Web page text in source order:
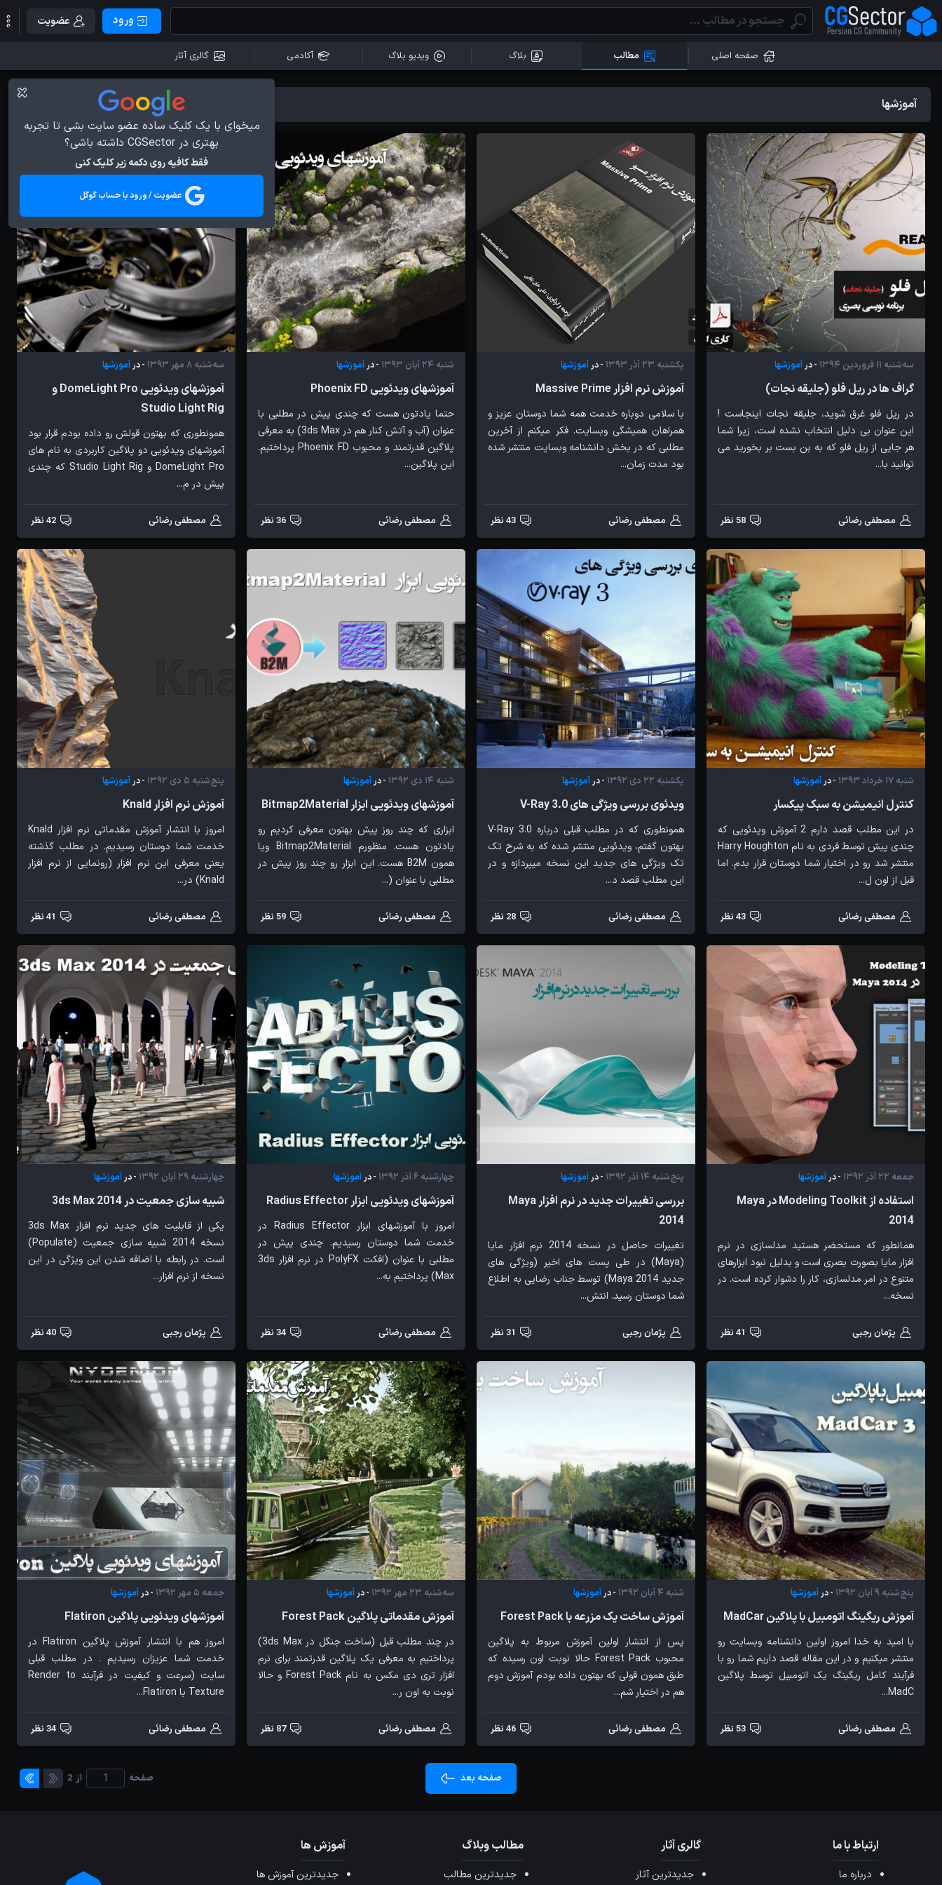
ورود عضویت
صفحه اصلی مطالب بلاگ ویدیو بلاگ آکادمی گالری آثار
میخوای با یک کلیک ساده عضو سایت بشی تا تجربه
بهتری در CGSector داشته باشی؟
فقط کافیه روی دکمه زیر کلیک کنی
عضویت / ورود با حساب گوگل
آموزشها
سه‌شنبه 11 فروردین 1394 - درآموزشها
گراف ها در ریل فلو (جلیقه نجات)
در ریل فلو غرق شوید، جلیقه نجات اینجاست !
این عنوان بی دلیل انتخاب نشده است، زیرا شما
هر جایی از ریل فلو که به بن بست بر بخورید می
توانید با...
مصطفی رضائی 58 نظر
یکشنبه 23 آذر 1393 - درآموزشها
آموزش نرم افزار Massive Prime
با سلامی دوباره خدمت همه شما دوستان عزیز و
همراهان همیشگی وبسایت. فکر میکنم از آخرین
مطلبی که در بخش دانشنامه وبسایت منتشر شده
بود مدت زمان...
مصطفی رضائی 43 نظر
شنبه 24 آبان 1393 - درآموزشها
آموزشهای ویدئویی Phoenix FD
حتما یادتون هست که چندی پیش در مطلبی با
عنوان (آب و آتش کنار هم در 3ds Max) به معرفی
پلاگین قدرتمند و محبوب Phoenix FD پرداختیم.
این پلاگین...
مصطفی رضائی 36 نظر
سه‌شنبه 8 مهر 1393 - درآموزشها
آموزشهای ویدئویی DomeLight Pro و
Studio Light Rig
همونطوری که بهتون قولش رو داده بودم قرار بود
آموزشهای ویدئویی دو پلاگین کاربردی به نام های
DomeLight Pro و Studio Light Rig که چندی
پیش در م...
مصطفی رضائی 42 نظر
شنبه 17 خرداد 1393 - درآموزشها
کنترل انیمیشن به سبک پیکسار
در این مطلب قصد دارم 2 آموزش ویدئویی که
چندی پیش توسط فردی به نام Harry Houghton
منتشر شد رو در اختیار شما دوستان قرار بدم. اما
قبل از اون ل...
مصطفی رضائی 43 نظر
یکشنبه 22 دی 1392 - درآموزشها
ویدئوی بررسی ویژگی های V-Ray 3.0
همونطوری که در مطلب قبلی درباره V-Ray 3.0
بهتون گفتم، ویدئویی منتشر شده که به شرح تک
تک ویژگی های جدید این نسخه میپردازه و در
این مطلب قصد د...
مصطفی رضائی 28 نظر
شنبه 14 دی 1392 - درآموزشها
آموزشهای ویدئویی ابزار Bitmap2Material
ابزاری که چند روز پیش بهتون معرفی کردیم رو
یادتون هست. منظورم Bitmap2Material ویا
همون B2M هست. این ابزار رو چند روز پیش در
مطلبی با عنوان (...
مصطفی رضائی 59 نظر
پنج‌شنبه 5 دی 1392 - درآموزشها
آموزش نرم افزار Knald
امروز با انتشار آموزش مقدماتی نرم افزار Knald
خدمت شما دوستان رسیدیم. در مطلب گذشته
یعنی معرفی این نرم افزار (رونمایی از نرم افزار
Knald) در...
مصطفی رضائی 41 نظر
جمعه 22 آذر 1392 - درآموزشها
استفاده از Modeling Toolkit در Maya
2014
همانطور که مستحضر هستید مدلسازی در نرم
افزار مایا بصورت بصری است و بدلیل نبود ابزارهای
متنوع در امر مدلسازی، کار را دشوار کرده است. در
نسخه...
پژمان رجبی 41 نظر
پنج‌شنبه 14 آذر 1392 - درآموزشها
بررسی تغییرات جدید در نرم افزار Maya
2014
تغییرات حاصل در نسخه 2014 نرم افزار مایا
(Maya) در طی پست های اخیر (ویژگی های
جدید Maya 2014) توسط جناب رضایی به اطلاع
شما دوستان رسید. انتش...
پژمان رجبی 31 نظر
چهارشنبه 6 آذر 1392 - درآموزشها
آموزشهای ویدئویی ابزار Radius Effector
امروز با آموزشهای ابزار Radius Effector در
خدمت شما دوستان رسیدیم. چندی پیش در
مطلبی با عنوان (افکت PolyFX در نرم افزار 3ds
Max) پرداختیم به...
مصطفی رضائی 34 نظر
چهارشنبه 29 آبان 1392 - درآموزشها
شبیه سازی جمعیت در 3ds Max 2014
یکی از قابلیت های جدید نرم افزار 3ds Max
نسخه 2014 شبیه سازی جمعیت (Populate)
است. در رابطه با اضافه شدن این ویژگی در این
نسخه از نرم افزار...
پژمان رجبی 40 نظر
پنج‌شنبه 9 آبان 1392 - درآموزشها
آموزش ریگینگ اتومبیل با پلاگین MadCar
با امید به خدا امروز اولین دانشنامه وبسایت رو
منتشر میکنیم و در این مقاله قصد داریم شما رو با
فرآیند کامل ریگینگ یک اتومبیل توسط پلاگین
MadC...
مصطفی رضائی 53 نظر
شنبه 4 آبان 1392 - درآموزشها
آموزش ساخت یک مزرعه با Forest Pack
پس از انتشار اولین آموزش مربوط به پلاگین
محبوب Forest Pack حالا نوبت اون رسیده که
طبق همون قولی که بهتون داده بودم آموزش دوم
هم در اختیار شم...
مصطفی رضائی 46 نظر
سه‌شنبه 23 مهر 1392 - درآموزشها
آموزش مقدماتی پلاگین Forest Pack
در چند مطلب قبل (ساخت جنگل در 3ds Max)
پرداختیم به معرفی یک پلاگین قدرتمند برای نرم
افزار تری دی مکس به نام Forest Pack و حالا
نوبت به اون ر...
مصطفی رضائی 87 نظر
جمعه 5 مهر 1392 - درآموزشها
آموزشهای ویدئویی پلاگین Flatiron
امروز هم با انتشار آموزش پلاگین Flatiron در
خدمت شما عزیزان رسیدیم . در مطلب قبلی
سایت (سرعت و کیفیت در فرآیند Render to
Texture با Flatiron...
مصطفی رضائی 34 نظر
صفحه بعد صفحه از 2
ارتباط با ما
درباره ما
گالری آثار
جدیدترین آثار
مطالب وبلاگ
جدیدترین مطالب
آموزش ها
جدیدترین آموزش ها